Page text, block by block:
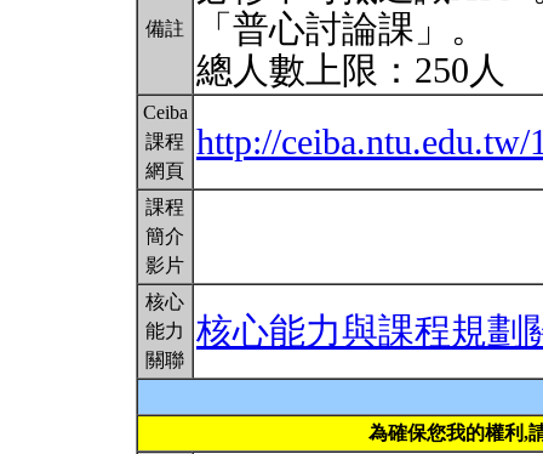
備註
「普心討論課」。
總人數上限：250人
Ceiba
課程
網頁
http://ceiba.ntu.edu.tw/
課程
簡介
影片
核心
能力
關聯
核心能力與課程規劃
為確保您我的權利,